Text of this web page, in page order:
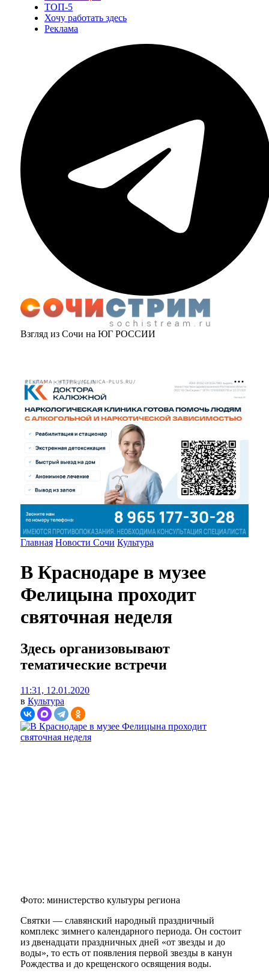
ТОП-5
Хочу работать здесь
Реклама
Взгляд из Сочи на ЮГ РОССИИ
РЕКЛАМА • HTTPS://CLINICA-PLUS.RU/
Главная Новости Сочи Культура
В Краснодаре в музее
Фелицына проходит
святочная неделя
Здесь организовывают
тематические встречи
11:31, 12.01.2020
в Культура
Фото: министерство культуры региона
Святки — славянский народный праздничный
комплекс зимнего календарного периода. Он состоит
из двенадцати праздничных дней «от звезды и до
воды», то есть от появления первой звезды в канун
Рождества и до крещенского освящения воды.